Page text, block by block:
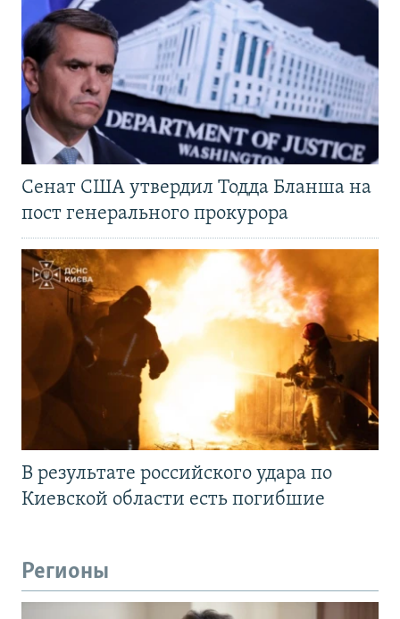
Сенат США утвердил Тодда Бланша на
пост генерального прокурора
В результате российского удара по
Киевской области есть погибшие
Регионы